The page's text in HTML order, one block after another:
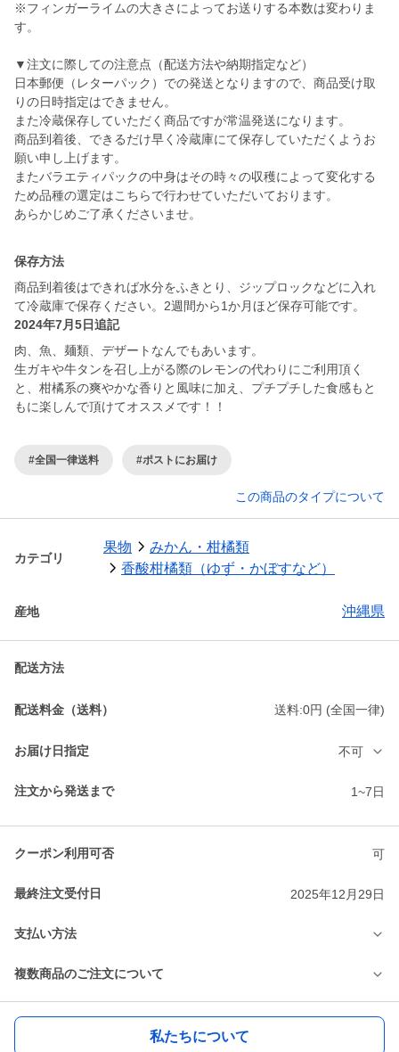
※フィンガーライムの大きさによってお送りする本数は変わりま
す。
▼注文に際しての注意点（配送方法や納期指定など）
日本郵便（レターパック）での発送となりますので、商品受け取
りの日時指定はできません。
また冷蔵保存していただく商品ですが常温発送になります。
商品到着後、できるだけ早く冷蔵庫にて保存していただくようお
願い申し上げます。
またバラエティパックの中身はその時々の収穫によって変化する
ため品種の選定はこちらで行わせていただいております。
保存方法
商品到着後はできれば水分をふきとり、ジップロックなどに入れ
て冷蔵庫で保存ください。2週間から1か月ほど保存可能です。
2024年7月5日追記
肉、魚、麺類、デザートなんでもあいます。
生ガキや牛タンを召し上がる際のレモンの代わりにご利用頂く
と、柑橘系の爽やかな香りと風味に加え、プチプチした食感もと
もに楽しんで頂けてオススメです！！
#全国一律送料 #ポストにお届け
この商品のタイプについて
カテゴリ
果物
みかん・柑橘類
香酸柑橘類（ゆず・かぼすなど）
産地 沖縄県
配送方法
配送料金（送料） 送料:0円 (全国一律)
お届け日指定 不可
注文から発送まで 1~7日
クーポン利用可否 可
最終注文受付日 2025年12月29日
支払い方法
複数商品のご注文について
私たちについて